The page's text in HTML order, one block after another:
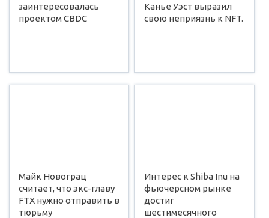
заинтересовалась
проектом CBDC
Канье Уэст выразил
свою неприязнь к NFT.
Майк Новограц
считает, что экс-главу
FTX нужно отправить в
тюрьму
Интерес к Shiba Inu на
фьючерсном рынке
достиг
шестимесячного